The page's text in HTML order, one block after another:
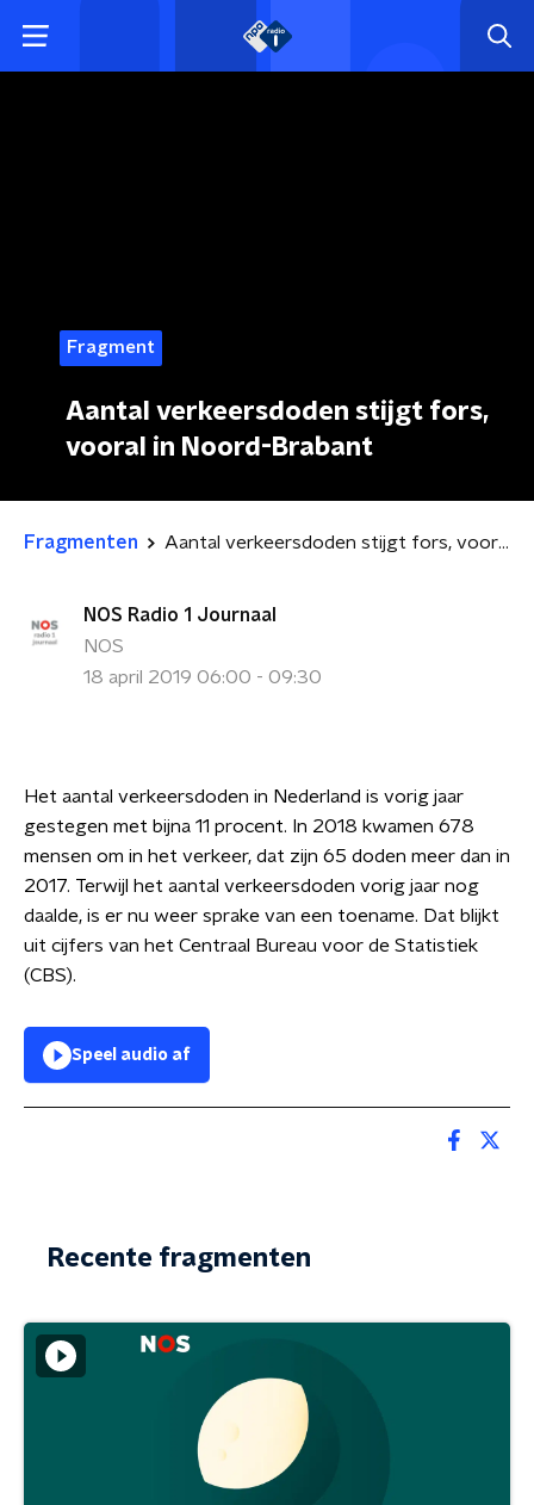
Fragment
Aantal verkeersdoden stijgt fors,
vooral in Noord-Brabant
Fragmenten Aantal verkeersdoden stijgt fors, vooral in Noord-Brabant
NOS Radio 1 Journaal
NOS
18 april 2019 06:00 - 09:30
Het aantal verkeersdoden in Nederland is vorig jaar
gestegen met bijna 11 procent. In 2018 kwamen 678
mensen om in het verkeer, dat zijn 65 doden meer dan in
2017. Terwijl het aantal verkeersdoden vorig jaar nog
daalde, is er nu weer sprake van een toename. Dat blijkt
uit cijfers van het Centraal Bureau voor de Statistiek
(CBS).
Speel audio af
Recente fragmenten